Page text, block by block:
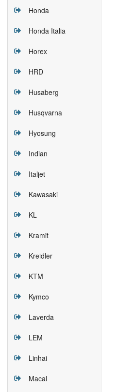
Honda
Honda Italia
Horex
HRD
Husaberg
Husqvarna
Hyosung
Indian
Italjet
Kawasaki
KL
Kramit
Kreidler
KTM
Kymco
Laverda
LEM
Linhai
Macal